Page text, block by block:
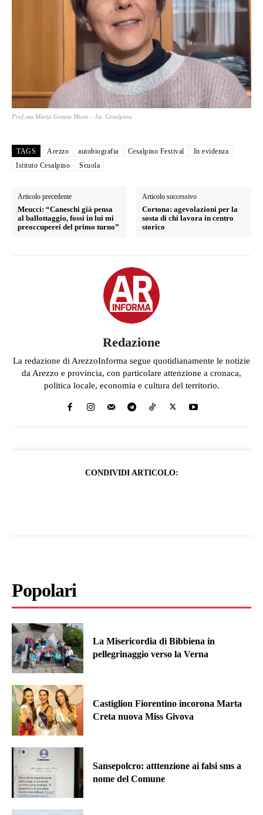
Prof.ssa Maria Grazia Mura – Ist. Cesalpino
TAGS Arezzo autobiografia Cesalpino Festival
In evidenza
Istituto Cesalpino
Scuola
Articolo precedente
Meucci: “Caneschi già pensa
al ballottaggio, fossi in lui mi
preoccuperei del primo turno”
Articolo successivo
Cortona: agevolazioni per la
sosta di chi lavora in centro
storico
Redazione
La redazione di ArezzoInforma segue quotidianamente le notizie
da Arezzo e provincia, con particolare attenzione a cronaca,
politica locale, economia e cultura del territorio.
CONDIVIDI ARTICOLO:
Popolari
La Misericordia di Bibbiena in
pellegrinaggio verso la Verna
Castiglion Fiorentino incorona Marta
Creta nuova Miss Givova
Sansepolcro: atttenzione ai falsi sms a
nome del Comune